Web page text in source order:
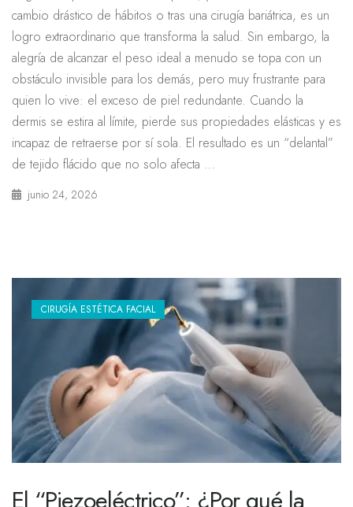
cambio drástico de hábitos o tras una cirugía bariátrica, es un
logro extraordinario que transforma la salud. Sin embargo, la
alegría de alcanzar el peso ideal a menudo se topa con un
obstáculo invisible para los demás, pero muy frustrante para
quien lo vive: el exceso de piel redundante. Cuando la
dermis se estira al límite, pierde sus propiedades elásticas y es
incapaz de retraerse por sí sola. El resultado es un “delantal”
de tejido flácido que no solo afecta …
junio 24, 2026
CIRUGÍA ESTÉTICA FACIAL